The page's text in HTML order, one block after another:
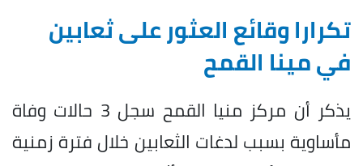
تكرارا وقائع العثور على ثعابين
في مينا القمح
يذكر أن مركز منيا القمح سجل 3 حالات وفاة
مأساوية بسبب لدغات الثعابين خلال فترة زمنية